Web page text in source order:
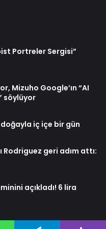
Portreler Sergisi”
Mizuho Google’ın “AI
söylüyor
iç içe bir gün
Rodriguez geri adım attı:
açıkladı! 6 lira